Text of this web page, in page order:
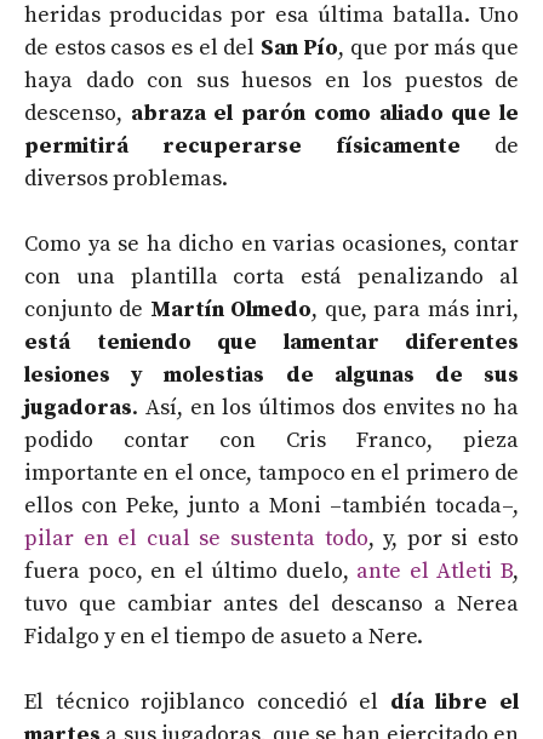
heridas producidas por esa última batalla. Uno
de estos casos es el del San Pío, que por más que
haya dado con sus huesos en los puestos de
descenso, abraza el parón como aliado que le
permitirá recuperarse físicamente de
diversos problemas.
Como ya se ha dicho en varias ocasiones, contar
con una plantilla corta está penalizando al
conjunto de Martín Olmedo, que, para más inri,
está teniendo que lamentar diferentes
lesiones y molestias de algunas de sus
jugadoras. Así, en los últimos dos envites no ha
podido contar con Cris Franco, pieza
importante en el once, tampoco en el primero de
ellos con Peke, junto a Moni –también tocada–,
pilar en el cual se sustenta todo, y, por si esto
fuera poco, en el último duelo, ante el Atleti B,
tuvo que cambiar antes del descanso a Nerea
Fidalgo y en el tiempo de asueto a Nere.
El técnico rojiblanco concedió el día libre el